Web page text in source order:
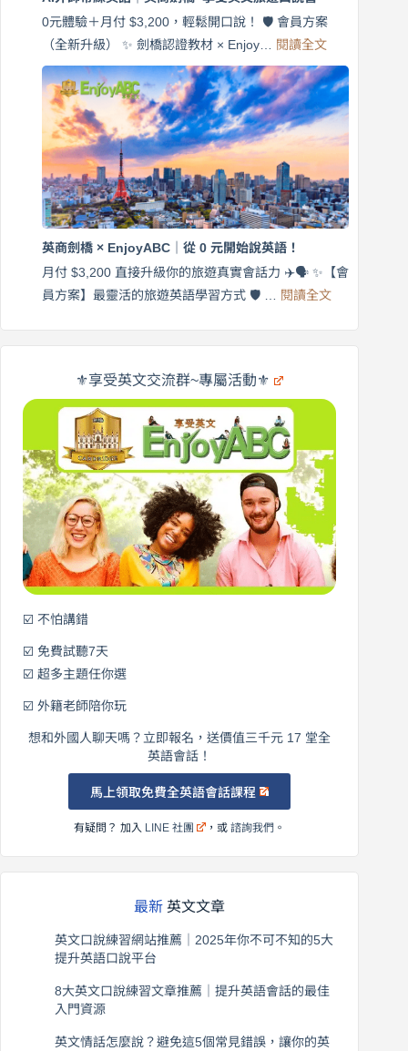
口
說
營
月
$3,200，
出
國
在
0元體驗＋月付 $3,200，輕鬆開口說！ 🛡️ 會員方案
（全新升級） ✨ 劍橋認證教材 × Enjoy… 閱讀全文:
AI
外
師
帶
練
英
｜
英
商
×
享
受
口
說
英商劍橋 × EnjoyABC｜從 0 元開始說英語！
月付 $3,200 直接升級你的旅遊真實會話力 ✈️🗣️ ✨【會
員方案】最靈活的旅遊英語學習方式 🛡️ … 閱讀全文:
商
劍
｜
元
英
語！
⚜️享受英文交流群~專屬活動⚜️
☑️ 不怕講錯
☑️ 免費試聽7天
☑️ 超多主題任你選
☑️ 外籍老師陪你玩
想和外國人聊天嗎？立即報名，送價值三千元 17 堂全
英語會話！
馬上領取免費全英語會話課程
有疑問？ 加入 LINE 社團 ，或諮詢我們 。
最新 英文文章
英文口說練習網站推薦｜2025年你不可不知的5大
提升英語口說平台
8大英文口說練習文章推薦｜提升英語會話的最佳
入門資源
英文情話怎麼說？避免這5個常見錯誤，讓你的英